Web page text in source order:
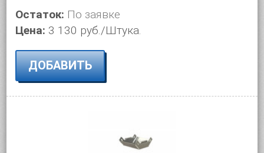
Остаток: По заявке
Цена: 3 130 руб./Штука.
ДОБАВИТЬ